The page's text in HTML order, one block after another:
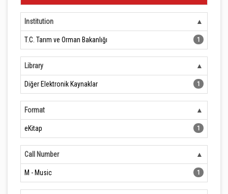
Institution
T.C. Tarım ve Orman Bakanlığı 1
Library
Diğer Elektronik Kaynaklar 1
Format
eKitap 1
Call Number
M - Music 1